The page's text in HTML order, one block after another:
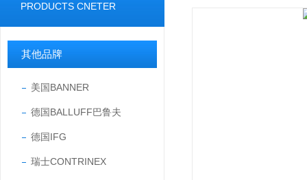
PRODUCTS CNETER
其他品牌
美国BANNER
德国BALLUFF巴鲁夫
德国IFG
瑞士CONTRINEX